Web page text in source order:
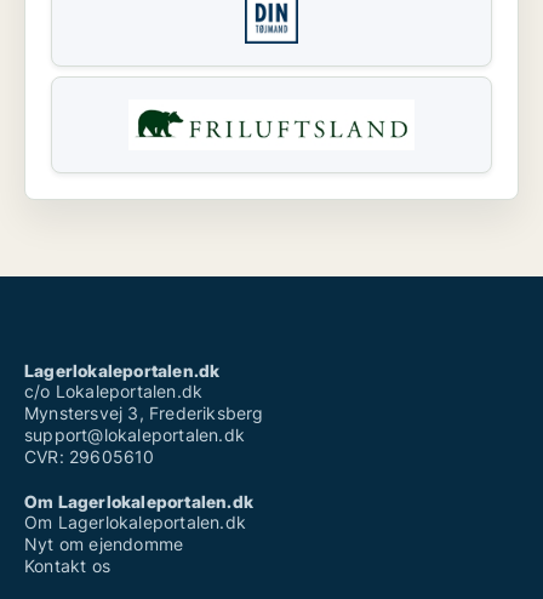
Lagerlokaleportalen.dk
c/o Lokaleportalen.dk
Mynstersvej 3, Frederiksberg
support@lokaleportalen.dk
CVR: 29605610
Om Lagerlokaleportalen.dk
Om Lagerlokaleportalen.dk
Nyt om ejendomme
Kontakt os